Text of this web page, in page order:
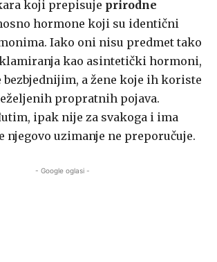
koji prepisuje prirodne
hormone koji su identični
Iako oni nisu predmet tako
kao asintetički hormoni,
bezbjednijim, a žene koje ih koriste
propratnih pojava.
ipak nije za svakoga i ima
njegovo uzimanje ne preporučuje.
- Google oglasi -